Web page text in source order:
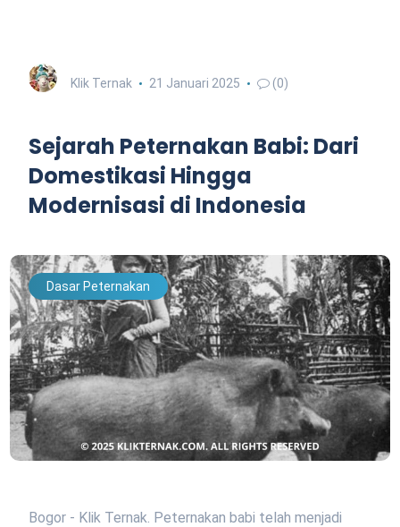
Klik Ternak 21 Januari 2025 (0)
Sejarah Peternakan Babi: Dari
Domestikasi Hingga
Modernisasi di Indonesia
Dasar Peternakan
Bogor - Klik Ternak. Peternakan babi telah menjadi